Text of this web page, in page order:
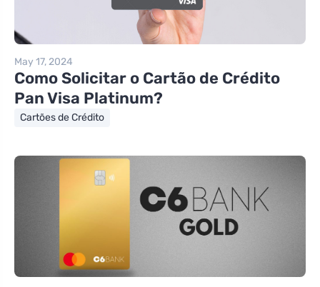
May 17, 2024
Como Solicitar o Cartão de Crédito
Pan Visa Platinum?
Cartões de Crédito